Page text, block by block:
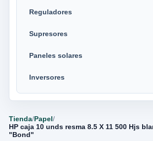
Reguladores
Supresores
Paneles solares
Inversores
Tienda/Papel/
HP caja 10 unds resma 8.5 X 11 500 Hjs
"Bond"